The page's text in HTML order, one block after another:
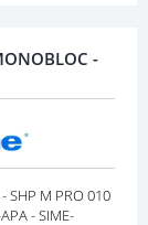
-
SHP M PRO 010
- SIME-